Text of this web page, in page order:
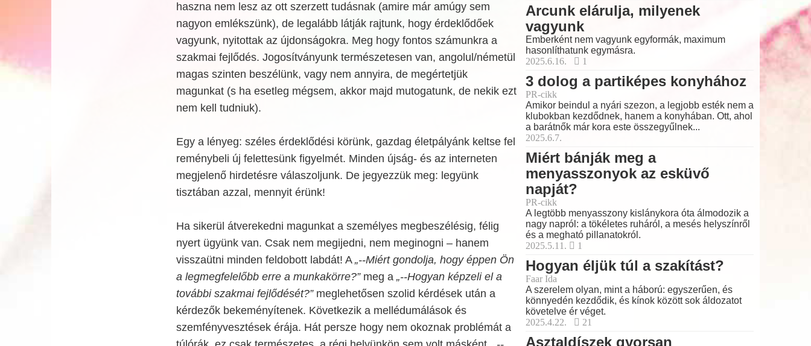
haszna nem lesz az ott szerzett tudásnak (amire már amúgy sem
nagyon emlékszünk), de legalább látják rajtunk, hogy érdeklődőek
vagyunk, nyitottak az újdonságokra. Meg hogy fontos számunkra a
szakmai fejlődés. Jogosítványunk természetesen van, angolul/németül
magas szinten beszélünk, vagy nem annyira, de megértetjük
magunkat (s ha esetleg mégsem, akkor majd mutogatunk, de nekik ezt
nem kell tudniuk).
Egy a lényeg: széles érdeklődési körünk, gazdag életpályánk keltse fel
reménybeli új felettesünk figyelmét. Minden újság- és az interneten
megjelenő hirdetésre válaszoljunk. De jegyezzük meg: legyünk
tisztában azzal, mennyit érünk!
Ha sikerül átverekedni magunkat a személyes megbeszélésig, félig
nyert ügyünk van. Csak nem megijedni, nem meginogni – hanem
visszaütni minden feldobott labdát! A „--Miért gondolja, hogy éppen Ön
a legmegfelelőbb erre a munkakörre?”meg a „--Hogyan képzeli el a
további szakmai fejlődését?”meglehetősen szolid kérdések után a
kérdezők bekeményítenek. Következik a mellédumálások és
szemfényvesztések érája. Hát persze hogy nem okoznak problémát a
Arcunk elárulja, milyenek
vagyunk
Emberként nem vagyunk egyformák, maximum
hasonlíthatunk egymásra.
2025.6.16.
1
3 dolog a partiképes konyhához
PR-cikk
Amikor beindul a nyári szezon, a legjobb esték nem a
klubokban kezdődnek, hanem a konyhában. Ott, ahol
a barátnők már kora este összegyűlnek...
2025.6.7.
Miért bánják meg a
menyasszonyok az esküvő
napját?
PR-cikk
A legtöbb menyasszony kislánykora óta álmodozik a
nagy napról: a tökéletes ruháról, a mesés helyszínről
és a megható pillanatokról.
2025.5.11.
1
Hogyan éljük túl a szakítást?
Faar Ida
A szerelem olyan, mint a háború: egyszerűen, és
könnyedén kezdődik, és kínok között sok áldozatot
követelve ér véget.
2025.4.22.
21
Asztaldíszek gyorsan